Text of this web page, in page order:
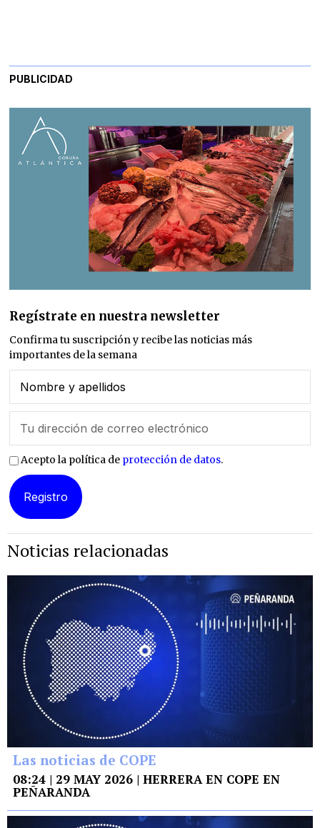
PUBLICIDAD
Regístrate en nuestra newsletter
Confirma tu suscripción y recibe las noticias más
importantes de la semana
Acepto la política de protección de datos.
Noticias relacionadas
Las noticias de COPE
08:24 | 29 MAY 2026 | HERRERA EN COPE EN
PEÑARANDA